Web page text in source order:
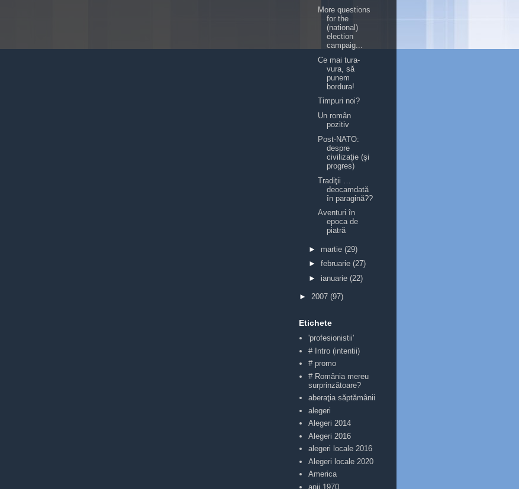
More questions
for the
(national)
election
campaig...
Ce mai tura-
vura, să
punem
bordura!
Timpuri noi?
Un român
pozitiv
Post-NATO:
despre
civilizaţie (şi
progres)
Tradiţii …
deocamdată
în paragină??
Aventuri în
epoca de
piatră
► martie (29)
► februarie (27)
► ianuarie (22)
► 2007 (97)
Etichete
'profesionistii'
# Intro (intentii)
# promo
# România mereu
surprinzătoare?
aberaţia săptămânii
alegeri
Alegeri 2014
Alegeri 2016
alegeri locale 2016
Alegeri locale 2020
America
anii 1970